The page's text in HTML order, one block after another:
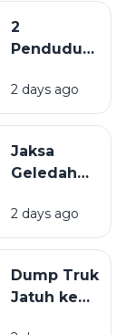
Penuhi
Komposisi
2
Penduduk
Indonesia
Berasal
Bangkalan
dan
2 days ago
Jaksa
Geledah
PUPR
Pamekasan,
Terkait
Proyek
2 days ago
Dump Truk
Jatuh ke